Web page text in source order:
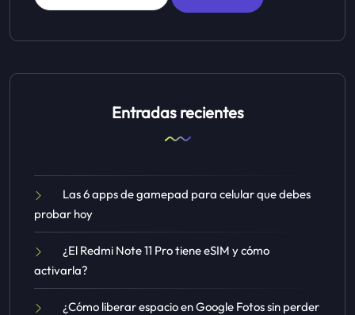
Entradas recientes
Las 6 apps de gamepad para celular que debes
probar hoy
¿El Redmi Note 11 Pro tiene eSIM y cómo
activarla?
¿Cómo liberar espacio en Google Fotos sin perder